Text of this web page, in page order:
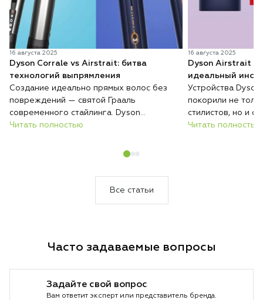
16 августа 2025
Dyson Corrale vs Airstrait: битва
технологий выпрямления
Создание идеально прямых волос без
повреждений — святой Грааль
современного стайлинга. Dyson
предлагает два принципиально разных
утюжок Corrale с революционными
воздуха. Разбираемся, какая технология
Читать полностью
16 августа 2025
Dyson Airstrait
идеальный
Устройства
покорили не
стилистов, но и
красивых
Читать полностью
Все статьи
Часто задаваемые вопросы
Задайте свой вопрос
Вам ответит эксперт или представитель бренда.